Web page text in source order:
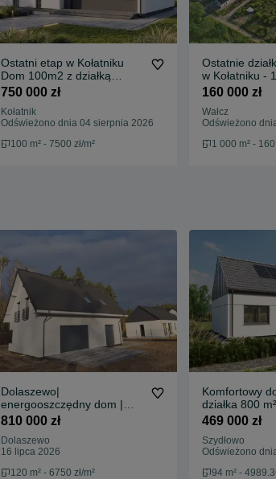
Ostatni etap w Kołatniku
Dom 100m2 z działką
1000m2.
750 000 zł
Kołatnik
Odświeżono dnia 04 sierpnia 2026
100 m² - 7500 zł/m²
Ostatnie
w Kołatniku -
pełne
160 000 zł
Wałcz
Odświeżono
1 000 m² - 160
Dolaszewo|
energooszczędny dom |
135 m2| działka 1000m2|
Światłowód
810 000 zł
Dolaszewo
16 lipca 2026
120 m² - 6750 zł/m²
Komfortowy dom | 95
działka 800
rachunki
469 000 zł
Szydłowo
Odświeżono
94 m² -